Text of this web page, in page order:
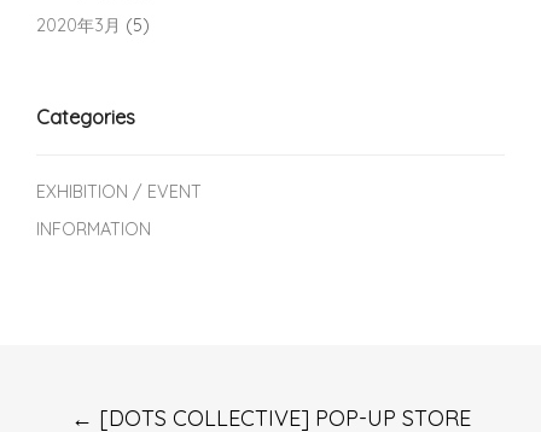
2020年3月 (5)
Categories
EXHIBITION / EVENT
INFORMATION
Post
← [DOTS COLLECTIVE] POP-UP STORE